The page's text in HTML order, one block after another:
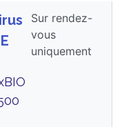
Sur rendez-
vous
uniquement